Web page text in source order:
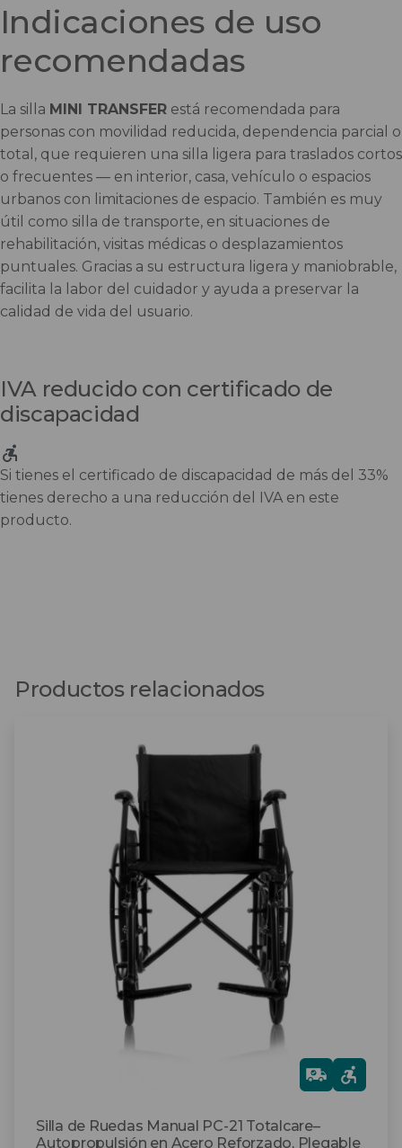
Indicaciones de uso
recomendadas
La silla MINI TRANSFER está recomendada para
personas con movilidad reducida, dependencia parcial o
total, que requieren una silla ligera para traslados cortos
o frecuentes — en interior, casa, vehículo o espacios
urbanos con limitaciones de espacio. También es muy
útil como silla de transporte, en situaciones de
rehabilitación, visitas médicas o desplazamientos
puntuales. Gracias a su estructura ligera y maniobrable,
facilita la labor del cuidador y ayuda a preservar la
calidad de vida del usuario.
IVA reducido con certificado de
discapacidad
Si tienes el certificado de discapacidad de más del 33%
tienes derecho a una reducción del IVA en este
producto.
Productos relacionados
Silla de Ruedas Manual PC-21 Totalcare–
Autopropulsión en Acero Reforzado, Plegable
Gra
tis